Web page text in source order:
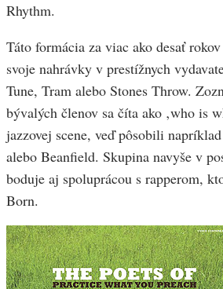
Rhythm.
Táto formácia za viac ako desať
svoje nahrávky v prestížnych
Tune, Tram alebo Stones Throw.
bývalých členov sa číta ako ‚who is
jazzovej scene, veď pôsobili
alebo Beanfield. Skupina navyše v
boduje aj spoluprácou s rapperom,
Born.